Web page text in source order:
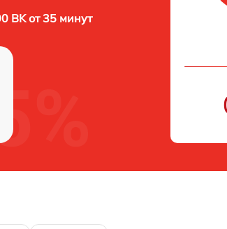
BK от 35 минут